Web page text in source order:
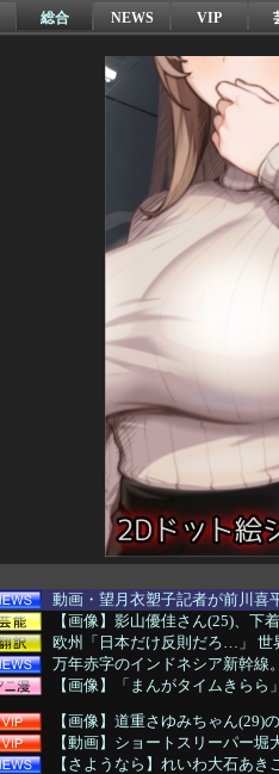
総合 NEWS VIP
動画・望月衣塑子記者が前川
【画像】影山優佳さん(25)、下
欧州「日本だけ反則だろ…」 世
万年赤字のインドネシア新幹線
【画像】「まんがタイムきら
【画像】道重さゆみちゃん(29)
【動画】ショートスリーパー
【さようなら】れいわ大石あ